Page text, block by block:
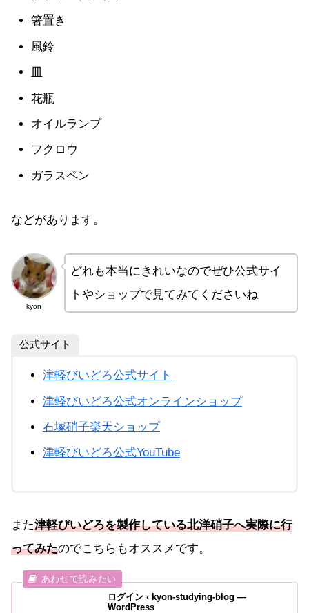
箸置き
風鈴
花瓶
オイルランプ
フクロウ
ガラスペン
などがあります。
kyon
どれも本当にきれいなのでぜひ公式サイ
トやショップで見てみてくださいね
公式サイト
津軽びいどろ公式サイト
津軽びいどろ公式オンラインショップ
石塚硝子楽天ショップ
津軽びいどろ公式YouTube
また津軽びいどろを製作している北洋硝子へ実際に行
ってみたのでこちらもオススメです。
ログイン ‹ kyon-studying-blog —
WordPress